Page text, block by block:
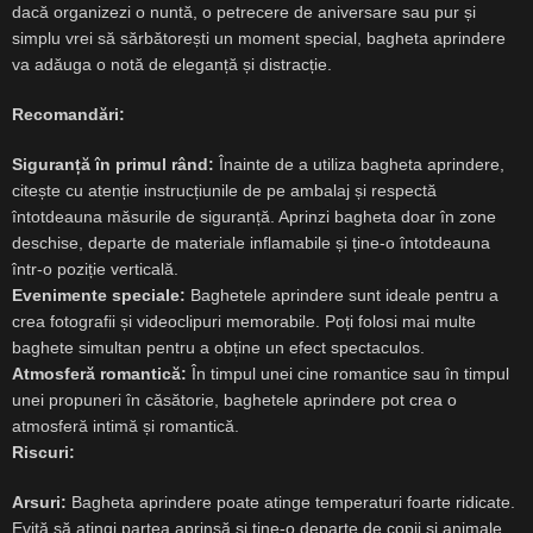
dacă organizezi o nuntă, o petrecere de aniversare sau pur și
simplu vrei să sărbătorești un moment special, bagheta aprindere
va adăuga o notă de eleganță și distracție.
Recomandări:
Siguranță în primul rând: Înainte de a utiliza bagheta aprindere,
citește cu atenție instrucțiunile de pe ambalaj și respectă
întotdeauna măsurile de siguranță. Aprinzi bagheta doar în zone
deschise, departe de materiale inflamabile și ține-o întotdeauna
într-o poziție verticală.
Evenimente speciale: Baghetele aprindere sunt ideale pentru a
crea fotografii și videoclipuri memorabile. Poți folosi mai multe
baghete simultan pentru a obține un efect spectaculos.
Atmosferă romantică: În timpul unei cine romantice sau în timpul
unei propuneri în căsătorie, baghetele aprindere pot crea o
atmosferă intimă și romantică.
Riscuri:
Arsuri: Bagheta aprindere poate atinge temperaturi foarte ridicate.
Evită să atingi partea aprinsă și ține-o departe de copii și animale